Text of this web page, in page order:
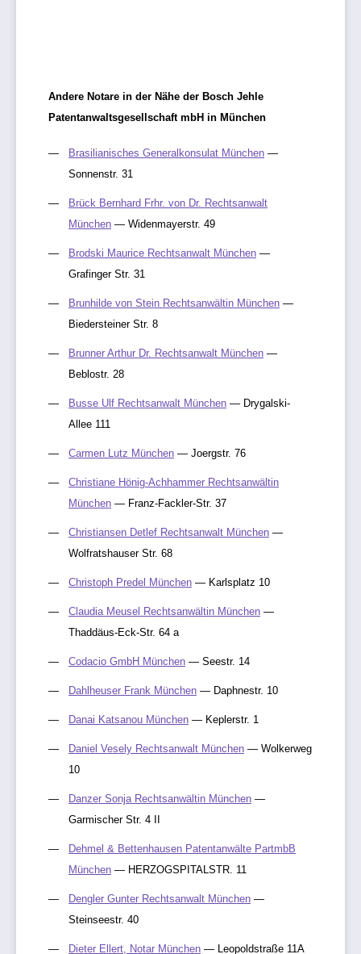
Andere Notare in der Nähe der Bosch Jehle
Patentanwaltsgesellschaft mbH in München
Brasilianisches Generalkonsulat München —
Sonnenstr. 31
Brück Bernhard Frhr. von Dr. Rechtsanwalt
München — Widenmayerstr. 49
Brodski Maurice Rechtsanwalt München —
Grafinger Str. 31
Brunhilde von Stein Rechtsanwältin München —
Biedersteiner Str. 8
Brunner Arthur Dr. Rechtsanwalt München —
Beblostr. 28
Busse Ulf Rechtsanwalt München — Drygalski-
Allee 111
Carmen Lutz München — Joergstr. 76
Christiane Hönig-Achhammer Rechtsanwältin
München — Franz-Fackler-Str. 37
Christiansen Detlef Rechtsanwalt München —
Wolfratshauser Str. 68
Christoph Predel München — Karlsplatz 10
Claudia Meusel Rechtsanwältin München —
Thaddäus-Eck-Str. 64 a
Codacio GmbH München — Seestr. 14
Dahlheuser Frank München — Daphnestr. 10
Danai Katsanou München — Keplerstr. 1
Daniel Vesely Rechtsanwalt München — Wolkerweg
10
Danzer Sonja Rechtsanwältin München —
Garmischer Str. 4 II
Dehmel & Bettenhausen Patentanwälte PartmbB
München — HERZOGSPITALSTR. 11
Dengler Gunter Rechtsanwalt München —
Steinseestr. 40
Dieter Ellert, Notar München — Leopoldstraße 11A